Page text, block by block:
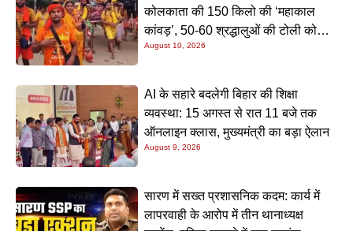
कोलकाता की 150 किलो की ‘महाकाल
कांवड़’, 50-60 श्रद्धालुओं की टोली को
देखने उमड़ रही भारी भीड़
August 10, 2026
AI के सहारे बदलेगी बिहार की शिक्षा
व्यवस्था: 15 अगस्त से रात 11 बजे तक
ऑनलाइन क्लास, मुख्यमंत्री का बड़ा ऐलान
August 9, 2026
सारण में सख्त प्रशासनिक कदम: कार्य में
लापरवाही के आरोप में तीन थानाध्यक्ष